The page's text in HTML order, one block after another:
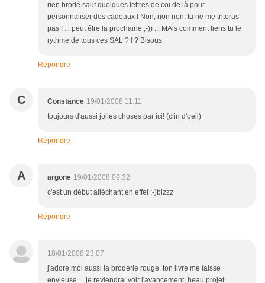
rien brodé sauf quelques lettres de coi de là pour
personnaliser des cadeaux ! Non, non non, tu ne me tnteras
pas ! ... peut être la prochaine ;-)) ... MAis comment tiens tu le
rythme de tous ces SAL ? ! ? Bisous
Répondre
C Constance 19/01/2008 11:11
toujours d'aussi jolies choses par ici! (clin d'oeil)
Répondre
A argone 19/01/2008 09:32
c'est un début alléchant en effet :-)bizzz
Répondre
18/01/2008 23:07
j'adore moi aussi la broderie rouge. ton livre me laisse
envieuse ... je reviendrai voir l'avancement, beau projet.